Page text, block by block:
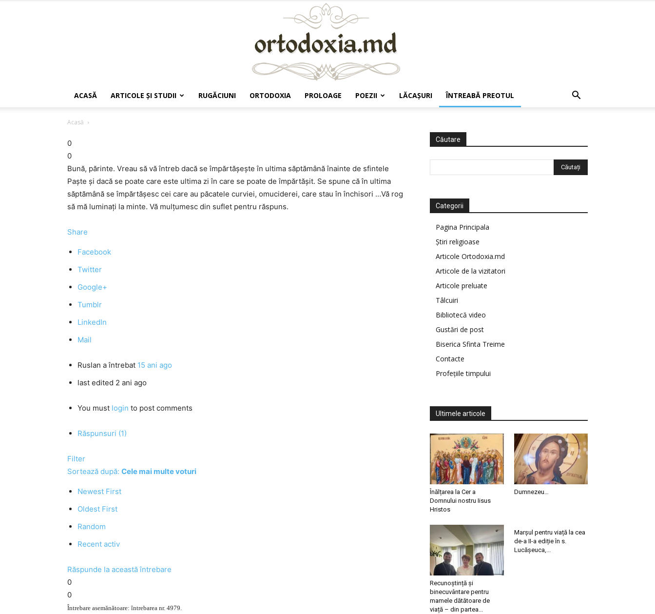
ACASĂ ARTICOLE ŞI STUDII RUGĂCIUNI ORTODOXIA PROLOAGE POEZII LĂCAŞURI ÎNTREABĂ PREOTUL
Acasă
0
0
Bună, părinte. Vreau să vă întreb dacă se împărtăşeşte în ultima săptămână înainte de sfintele
Paşte şi dacă se poate care este ultima zi în care se poate de împărtăşit. Se spune că în ultima
săptămână se împărtăşesc cei care au păcatele curviei, omuciderei, care stau în închisori …Vă rog
să mă luminaţi la minte. Vă mulţumesc din suflet pentru răspuns.
Share
Facebook
Twitter
Google+
Tumblr
LinkedIn
Mail
Ruslan a întrebat 15 ani ago
last edited 2 ani ago
You must login to post comments
Răspunsuri (1)
Filter
Sortează după: Cele mai multe voturi
Newest First
Oldest First
Random
Recent activ
Răspunde la această întrebare
0
0
Întrebare asemănătoare: întrebarea nr. 4979.
Căutare
Categorii
Pagina Principala
Știri religioase
Articole Ortodoxia.md
Articole de la vizitatori
Articole preluate
Tâlcuiri
Bibliotecă video
Gustări de post
Biserica Sfinta Treime
Contacte
Profețiile timpului
Ultimele articole
Înălțarea la Cer a
Domnului nostru Iisus
Hristos
Dumnezeu…
Recunoștință și
binecuvântare pentru
mamele dătătoare de
viață – din partea...
Marșul pentru viață la cea
de-a II-a ediție în s.
Lucășeuca,...